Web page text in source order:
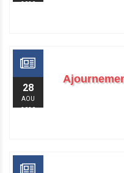
2020
28
AOU
2020